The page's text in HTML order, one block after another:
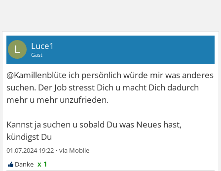
L Luce1
Gast
@Kamillenblüte ich persönlich würde mir was anderes
suchen. Der Job stresst Dich u macht Dich dadurch
mehr u mehr unzufrieden.
Kannst ja suchen u sobald Du was Neues hast,
kündigst Du
01.07.2024 19:22 •
x 1